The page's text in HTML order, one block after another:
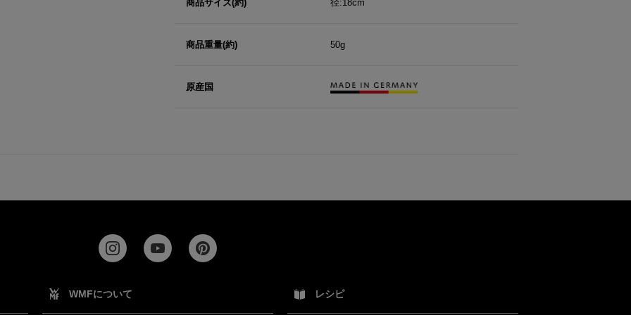
商品サイズ(約) 径:18cm
商品重量(約) 50g
原産国
WMFについて レシピ